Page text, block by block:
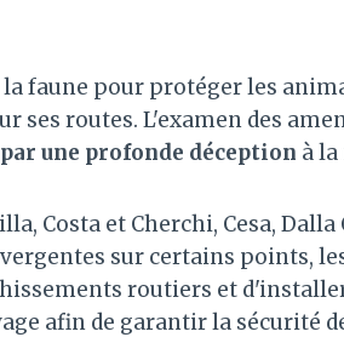
faune pour protéger les
routes. L'examen des
une profonde déception à
Costa et Cherchi, Cesa,
sur certains points,
routiers et
afin de garantir la sécurité